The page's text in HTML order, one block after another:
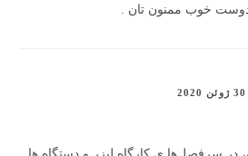
دوست خوب ممنون تان .
30 ژوئن 2020